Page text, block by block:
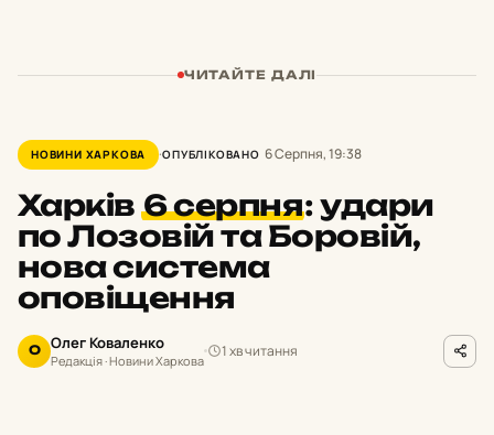
ЧИТАЙТЕ ДАЛІ
НОВИНИ ХАРКОВА ОПУБЛІКОВАНО 6 Серпня, 19:38
Харків6 серпня:удари
по Лозовій та Боровій,
нова система
оповіщення
О Олег Коваленко
Редакція · Новини Харкова
1 хв читання